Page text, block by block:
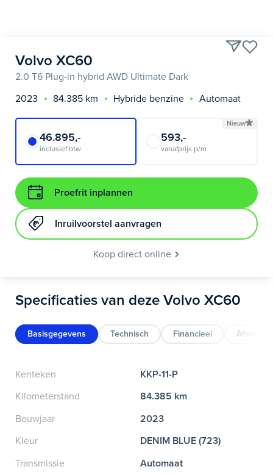
Volvo XC60
2.0 T6 Plug-in hybrid AWD Ultimate Dark
2023
84.385 km Hybride benzine Automaat
46.895,-
inclusief btw
Nieuw
593,-
vanafprijs p/m
Proefrit inplannen
Inruilvoorstel aanvragen
Koop direct online
Specificaties van deze Volvo XC60
Basisgegevens Technisch Financieel
Kenteken
KKP-11-P
Kilometerstand
84.385 km
Bouwjaar
2023
Kleur
DENIM BLUE (723)
Transmissie
Automaat